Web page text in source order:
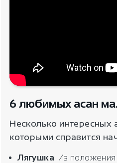
6 любимых асан
Несколько интересных
которыми справится
Лягушка . Из